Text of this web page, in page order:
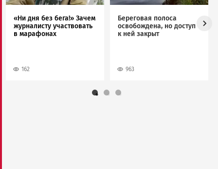
«Ни дня без бега!» Зачем
журналисту участвовать
в марафонах
162
Береговая полоса
освобождена, но доступ
к ней закрыт
963